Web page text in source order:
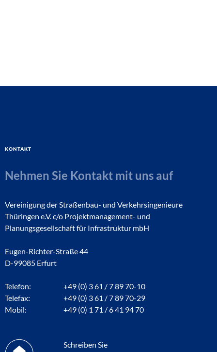
Kontakt
Nehmen Sie Kontakt mit uns auf
Vereinigung der Straßenbau- und Verkehrsingenieure
Thüringen e.V. c/o Projektmanagement- und
Planungsgesellschaft für Infrastruktur mbH
Eugen-Richter-Straße 44
D-99085 Erfurt
Telefon:
+49 (0) 3 61 / 7 89 70-10
Telefax:
+49 (0) 3 61 / 7 89 70-29
Mobil:
+49 (0) 1 71 / 6 41 94 70
Schreiben Sie